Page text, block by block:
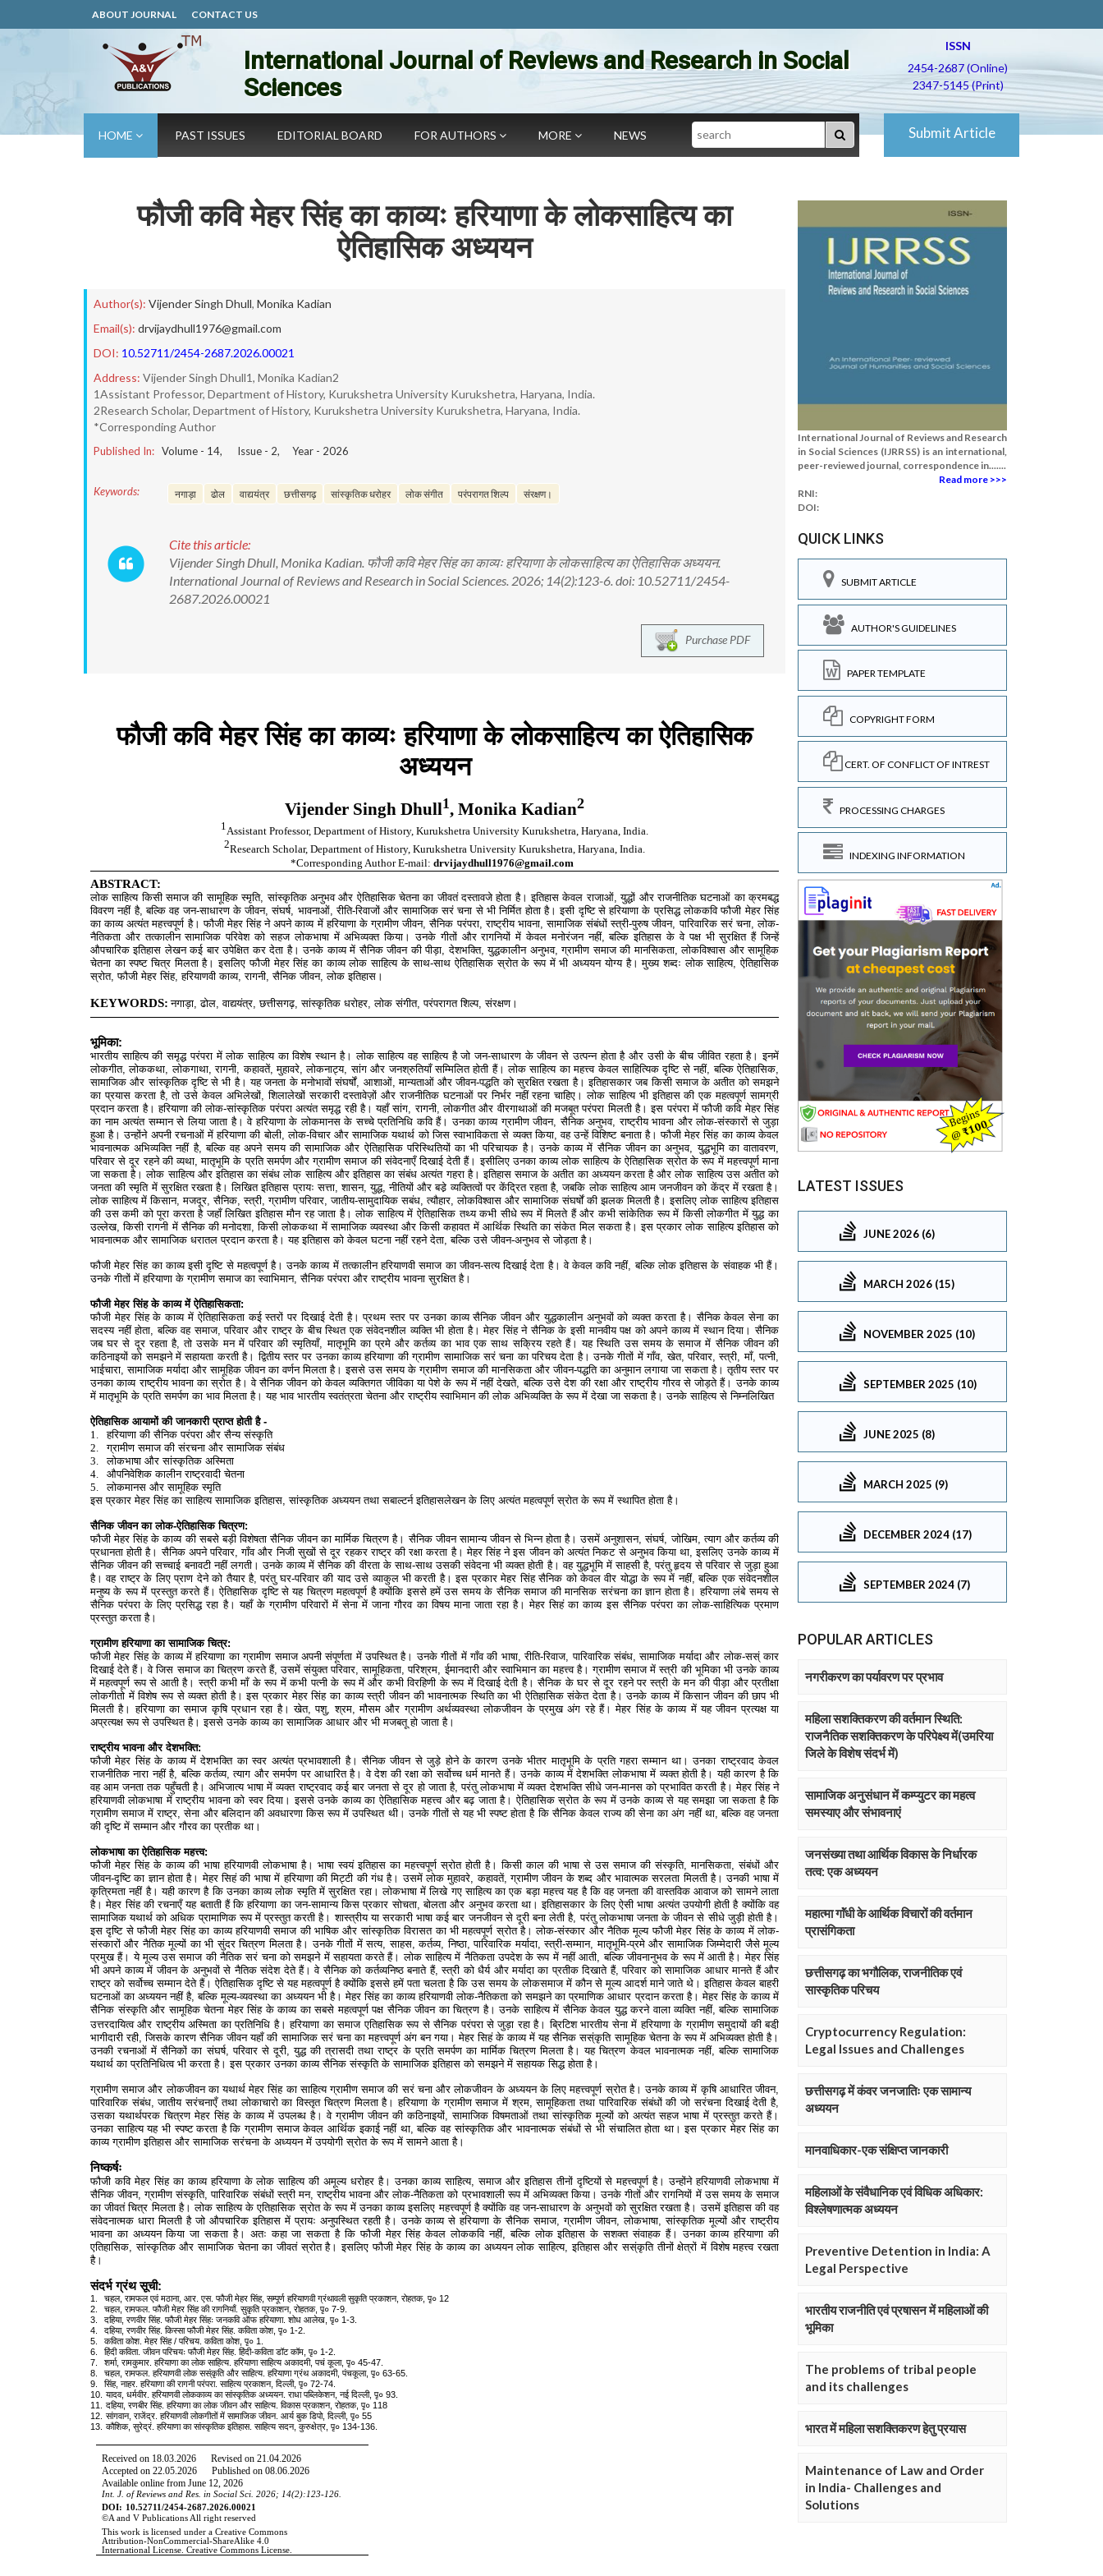
ABOUT JOURNAL CONTACT US
International Journal of Reviews and Research in Social
Sciences
ISSN
2454-2687 (Online)
2347-5145 (Print)
HOME PAST ISSUES EDITORIAL BOARD FOR AUTHORS MORE NEWS Search Submit Article
फौजी कवि मेहर सिंह का काव्यः हरियाणा के लोकसाहित्य का
ऐतिहासिक अध्ययन
Author(s): Vijender Singh Dhull, Monika Kadian
Email(s): drvijaydhull1976@gmail.com
DOI: 10.52711/2454-2687.2026.00021
Address: Vijender Singh Dhull1, Monika Kadian2
1Assistant Professor, Department of History, Kurukshetra University Kurukshetra, Haryana, India.
2Research Scholar, Department of History, Kurukshetra University Kurukshetra, Haryana, India.
*Corresponding Author
Published In: Volume - 14, Issue - 2, Year - 2026
Keywords: नगाड़ा ढोल वाद्ययंत्र छत्तीसगढ़ सांस्कृतिक धरोहर लोक संगीत परंपरागत शिल्प संरक्षण।
Cite this article:
Vijender Singh Dhull, Monika Kadian. फौजी कवि मेहर सिंह का काव्यः हरियाणा के लोकसाहित्य का ऐतिहासिक अध्ययन.
International Journal of Reviews and Research in Social Sciences. 2026; 14(2):123-6. doi: 10.52711/2454-
2687.2026.00021
Purchase PDF
International Journal of Reviews and Research
in Social Sciences (IJRRSS) is an international,
peer-reviewed journal, correspondence in.......
Read more >>>
RNI:
DOI:
QUICK LINKS
SUBMIT ARTICLE
AUTHOR'S GUIDELINES
PAPER TEMPLATE
COPYRIGHT FORM
CERT. OF CONFLICT OF INTREST
PROCESSING CHARGES
INDEXING INFORMATION
LATEST ISSUES
JUNE 2026 (6)
MARCH 2026 (15)
NOVEMBER 2025 (10)
SEPTEMBER 2025 (10)
JUNE 2025 (8)
MARCH 2025 (9)
DECEMBER 2024 (17)
SEPTEMBER 2024 (7)
POPULAR ARTICLES
नगरीकरण का पर्यावरण पर प्रभाव
महिला सशक्तिकरण की वर्तमान स्थिति:
राजनैतिक सशक्तिकरण के परिपेक्ष्य में(उमरिया
जिले के विशेष संदर्भ में)
सामाजिक अनुसंधान में कम्प्युटर का महत्व
समस्याए और संभावनाएं
जनसंख्या तथा आर्थिक विकास के निर्धारक
तत्व: एक अध्ययन
महात्मा गाॅंधी के आर्थिक विचारों की वर्तमान
प्रासंगिकता
छत्तीसगढ़ का भगौलिक, राजनीतिक एवं
सास्कृतिक परिचय
Cryptocurrency Regulation:
Legal Issues and Challenges
छत्तीसगढ़ में कंवर जनजातिः एक सामान्य
अध्ययन
मानवाधिकार-एक संक्षिप्त जानकारी
महिलाओं के संवैधानिक एवं विधिक अधिकार:
विश्लेषणात्मक अध्ययन
Preventive Detention in India: A
Legal Perspective
भारतीय राजनीति एवं प्रषासन में महिलाओं की
भूमिका
The problems of tribal people
and its challenges
भारत में महिला सशक्तिकरण हेतु प्रयास
Maintenance of Law and Order
in India- Challenges and
Solutions